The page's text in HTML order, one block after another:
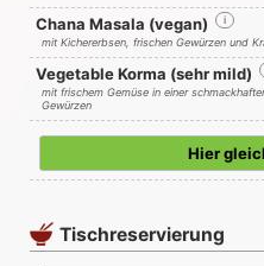
Chana Masala (vegan) i
mit Kichererbsen, frischen Gewürzen und
Vegetable Korma (sehr mild)
mit frischem Gemüse in einer
Gewürzen
Hier
Tischreservierung